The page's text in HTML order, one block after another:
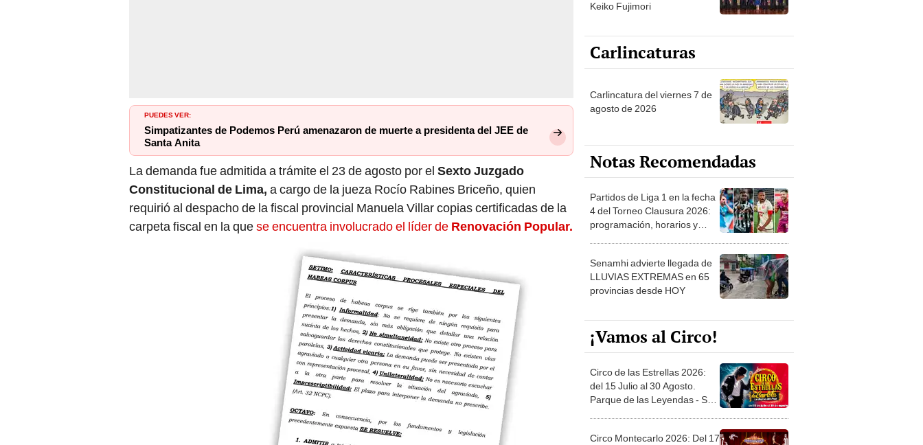
PUEDES VER:
Simpatizantes de Podemos Perú amenazaron de muerte a presidenta del JEE de
Santa Anita
La demanda fue admitida a trámite el 23 de agosto por el Sexto Juzgado
Constitucional de Lima, a cargo de la jueza Rocío Rabines Briceño, quien
requirió al despacho de la fiscal provincial Manuela Villar copias certificadas de la
carpeta fiscal en la quese encuentra involucrado el líder de Renovación Popular.
Keiko Fujimori
Carlincaturas
Carlincatura del viernes 7 de
agosto de 2026
Notas Recomendadas
Partidos de Liga 1 en la fecha
4 del Torneo Clausura 2026:
programación, horarios y
Senamhi advierte llegada de
LLUVIAS EXTREMAS en 65
provincias desde HOY
¡Vamos al Circo!
Circo de las Estrellas 2026:
del 15 Julio al 30 Agosto.
Parque de las Leyendas - San
Circo Montecarlo 2026: Del 17